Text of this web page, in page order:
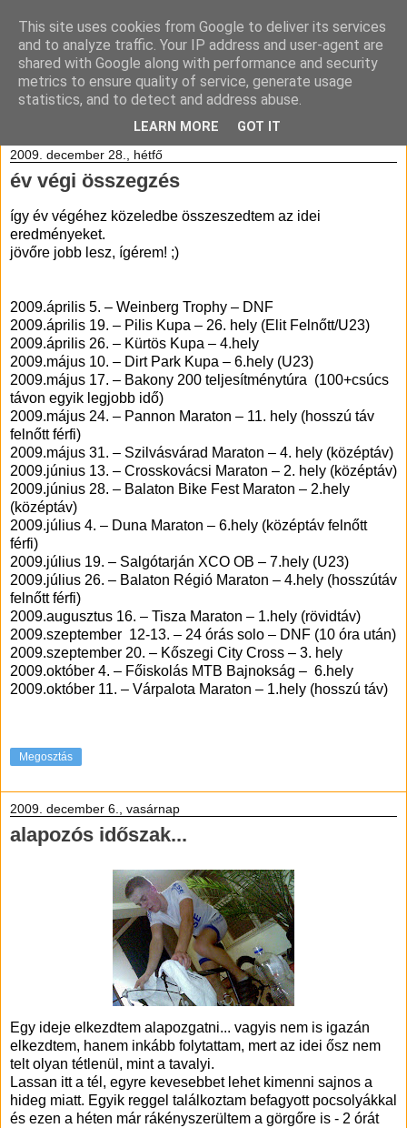
2009. december 28., hétfő
év végi összegzés
így év végéhez közeledbe összeszedtem az idei
eredményeket.
jövőre jobb lesz, ígérem! ;)
2009.április 5. – Weinberg Trophy – DNF
2009.április 19. – Pilis Kupa – 26. hely (Elit Felnőtt/U23)
2009.április 26. – Kürtös Kupa – 4.hely
2009.május 10. – Dirt Park Kupa – 6.hely (U23)
2009.május 17. – Bakony 200 teljesítménytúra (100+csúcs
távon egyik legjobb idő)
2009.május 24. – Pannon Maraton – 11. hely (hosszú táv
felnőtt férfi)
2009.május 31. – Szilvásvárad Maraton – 4. hely (középtáv)
2009.június 13. – Crosskovácsi Maraton – 2. hely (középtáv)
2009.június 28. – Balaton Bike Fest Maraton – 2.hely
(középtáv)
2009.július 4. – Duna Maraton – 6.hely (középtáv felnőtt
férfi)
2009.július 19. – Salgótarján XCO OB – 7.hely (U23)
2009.július 26. – Balaton Régió Maraton – 4.hely (hosszútáv
felnőtt férfi)
2009.augusztus 16. – Tisza Maraton – 1.hely (rövidtáv)
2009.szeptember 12-13. – 24 órás solo – DNF (10 óra után)
2009.szeptember 20. – Kőszegi City Cross – 3. hely
2009.október 4. – Főiskolás MTB Bajnokság – 6.hely
2009.október 11. – Várpalota Maraton – 1.hely (hosszú táv)
Megosztás
2009. december 6., vasárnap
alapozós időszak...
Egy ideje elkezdtem alapozgatni... vagyis nem is igazán
elkezdtem, hanem inkább folytattam, mert az idei ősz nem
telt olyan tétlenül, mint a tavalyi.
Lassan itt a tél, egyre kevesebbet lehet kimenni sajnos a
hideg miatt. Egyik reggel találkoztam befagyott pocsolyákkal
és ezen a héten már rákényszerültem a görgőre is - 2 órát
This site uses cookies from Google to deliver its services
and to analyze traffic. Your IP address and user-agent are
shared with Google along with performance and security
metrics to ensure quality of service, generate usage
statistics, and to detect and address abuse.
LEARN MORE GOT IT